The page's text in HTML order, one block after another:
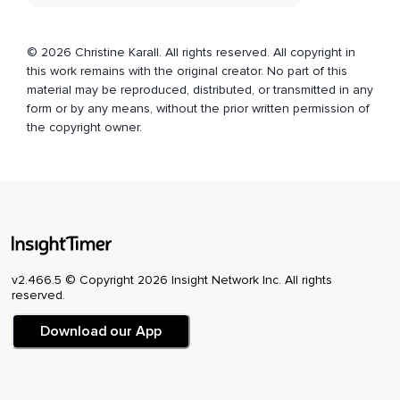
Daumen und Mittelfinger,
Daumen und Ringfinger,
Daumen und kleiner Finger.
Daumen und Ringfinger,
Daumen und kleiner Finger.
Wenn du dir unsicher bist,
Kannst du auch deine Eltern fragen,
© 2026 Christine Karall. All rights reserved. All copyright in
this work remains with the original creator. No part of this
material may be reproduced, distributed, or transmitted in any
form or by any means, without the prior written permission of
the copyright owner.
v2.466.5 © Copyright 2026 Insight Network Inc. All rights
reserved.
Download our App